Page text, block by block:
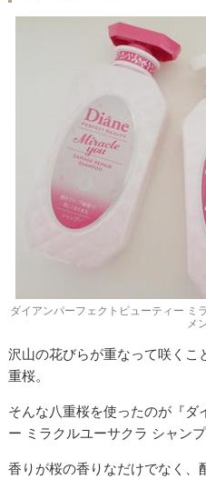
ダイアンパーフェクトビューティー ミ
メ
沢山の花びらが重なって咲くこ
重桜。
そんな八重桜を使ったのが『ダ
ー ミラクルユーサクラ シャン
香りが桜の香りなだけでなく、